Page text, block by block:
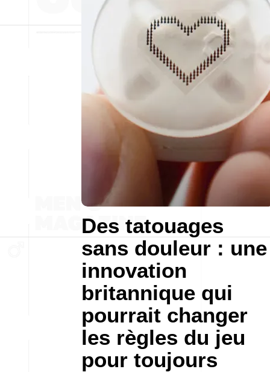
Des tatouages
sans douleur : une
innovation
britannique qui
pourrait changer
les règles du jeu
pour toujours